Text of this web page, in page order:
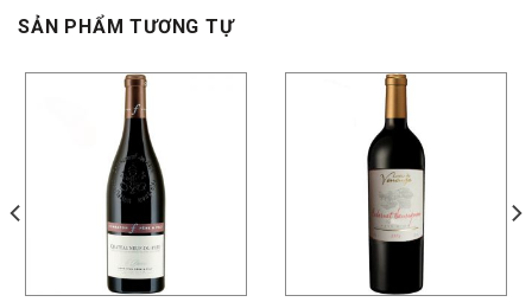
SẢN PHẨM TƯƠNG TỰ